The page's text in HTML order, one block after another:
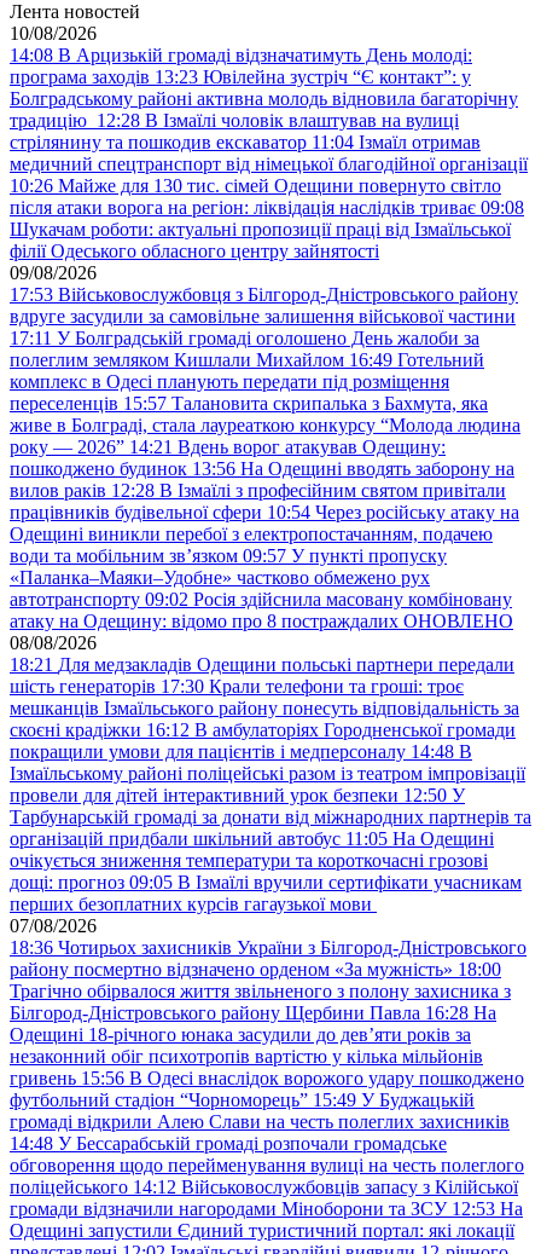
Лента новостей
10/08/2026
14:08 В Арцизькій громаді відзначатимуть День молоді:
програма заходів 13:23 Ювілейна зустріч “Є контакт”: у
Болградському районі активна молодь відновила багаторічну
традицію 12:28 В Ізмаїлі чоловік влаштував на вулиці
стрілянину та пошкодив екскаватор 11:04 Ізмаїл отримав
медичний спецтранспорт від німецької благодійної організації
10:26 Майже для 130 тис. сімей Одещини повернуто світло
після атаки ворога на регіон: ліквідація наслідків триває 09:08
Шукачам роботи: актуальні пропозиції праці від Ізмаїльської
філії Одеського обласного центру зайнятості
09/08/2026
17:53 Військовослужбовця з Білгород-Дністровського району
вдруге засудили за самовільне залишення військової частини
17:11 У Болградській громаді оголошено День жалоби за
полеглим земляком Кишлали Михайлом 16:49 Готельний
комплекс в Одесі планують передати під розміщення
переселенців 15:57 Талановита скрипалька з Бахмута, яка
живе в Болграді, стала лауреаткою конкурсу “Молода людина
року — 2026” 14:21 Вдень ворог атакував Одещину:
пошкоджено будинок 13:56 На Одещині вводять заборону на
вилов раків 12:28 В Ізмаїлі з професійним святом привітали
працівників будівельної сфери 10:54 Через російську атаку на
Одещині виникли перебої з електропостачанням, подачею
води та мобільним звʼязком 09:57 У пункті пропуску
«Паланка–Маяки–Удобне» частково обмежено рух
автотранспорту 09:02 Росія здійснила масовану комбіновану
атаку на Одещину: відомо про 8 постраждалих ОНОВЛЕНО
08/08/2026
18:21 Для медзакладів Одещини польські партнери передали
шість генераторів 17:30 Крали телефони та гроші: троє
мешканців Ізмаїльського району понесуть відповідальність за
скоєні крадіжки 16:12 В амбулаторіях Городненської громади
покращили умови для пацієнтів і медперсоналу 14:48 В
Ізмаїльському районі поліцейські разом із театром імпровізації
провели для дітей інтерактивний урок безпеки 12:50 У
Тарбунарській громаді за донати від міжнародних партнерів та
організацій придбали шкільний автобус 11:05 На Одещині
очікується зниження температури та короткочасні грозові
дощі: прогноз 09:05 В Ізмаїлі вручили сертифікати учасникам
перших безоплатних курсів гагаузької мови
07/08/2026
18:36 Чотирьох захисників України з Білгород-Дністровського
району посмертно відзначено орденом «За мужність» 18:00
Трагічно обірвалося життя звільненого з полону захисника з
Білгород-Дністровського району Щербини Павла 16:28 На
Одещині 18-річного юнака засудили до дев’яти років за
незаконний обіг психотропів вартістю у кілька мільйонів
гривень 15:56 В Одесі внаслідок ворожого удару пошкоджено
футбольний стадіон “Чорноморець” 15:49 У Буджацькій
громаді відкрили Алею Слави на честь полеглих захисників
14:48 У Бессарабській громаді розпочали громадське
обговорення щодо перейменування вулиці на честь полеглого
поліцейського 14:12 Військовослужбовців запасу з Кілійської
громади відзначили нагородами Міноборони та ЗСУ 12:53 На
Одещині запустили Єдиний туристичний портал: які локації